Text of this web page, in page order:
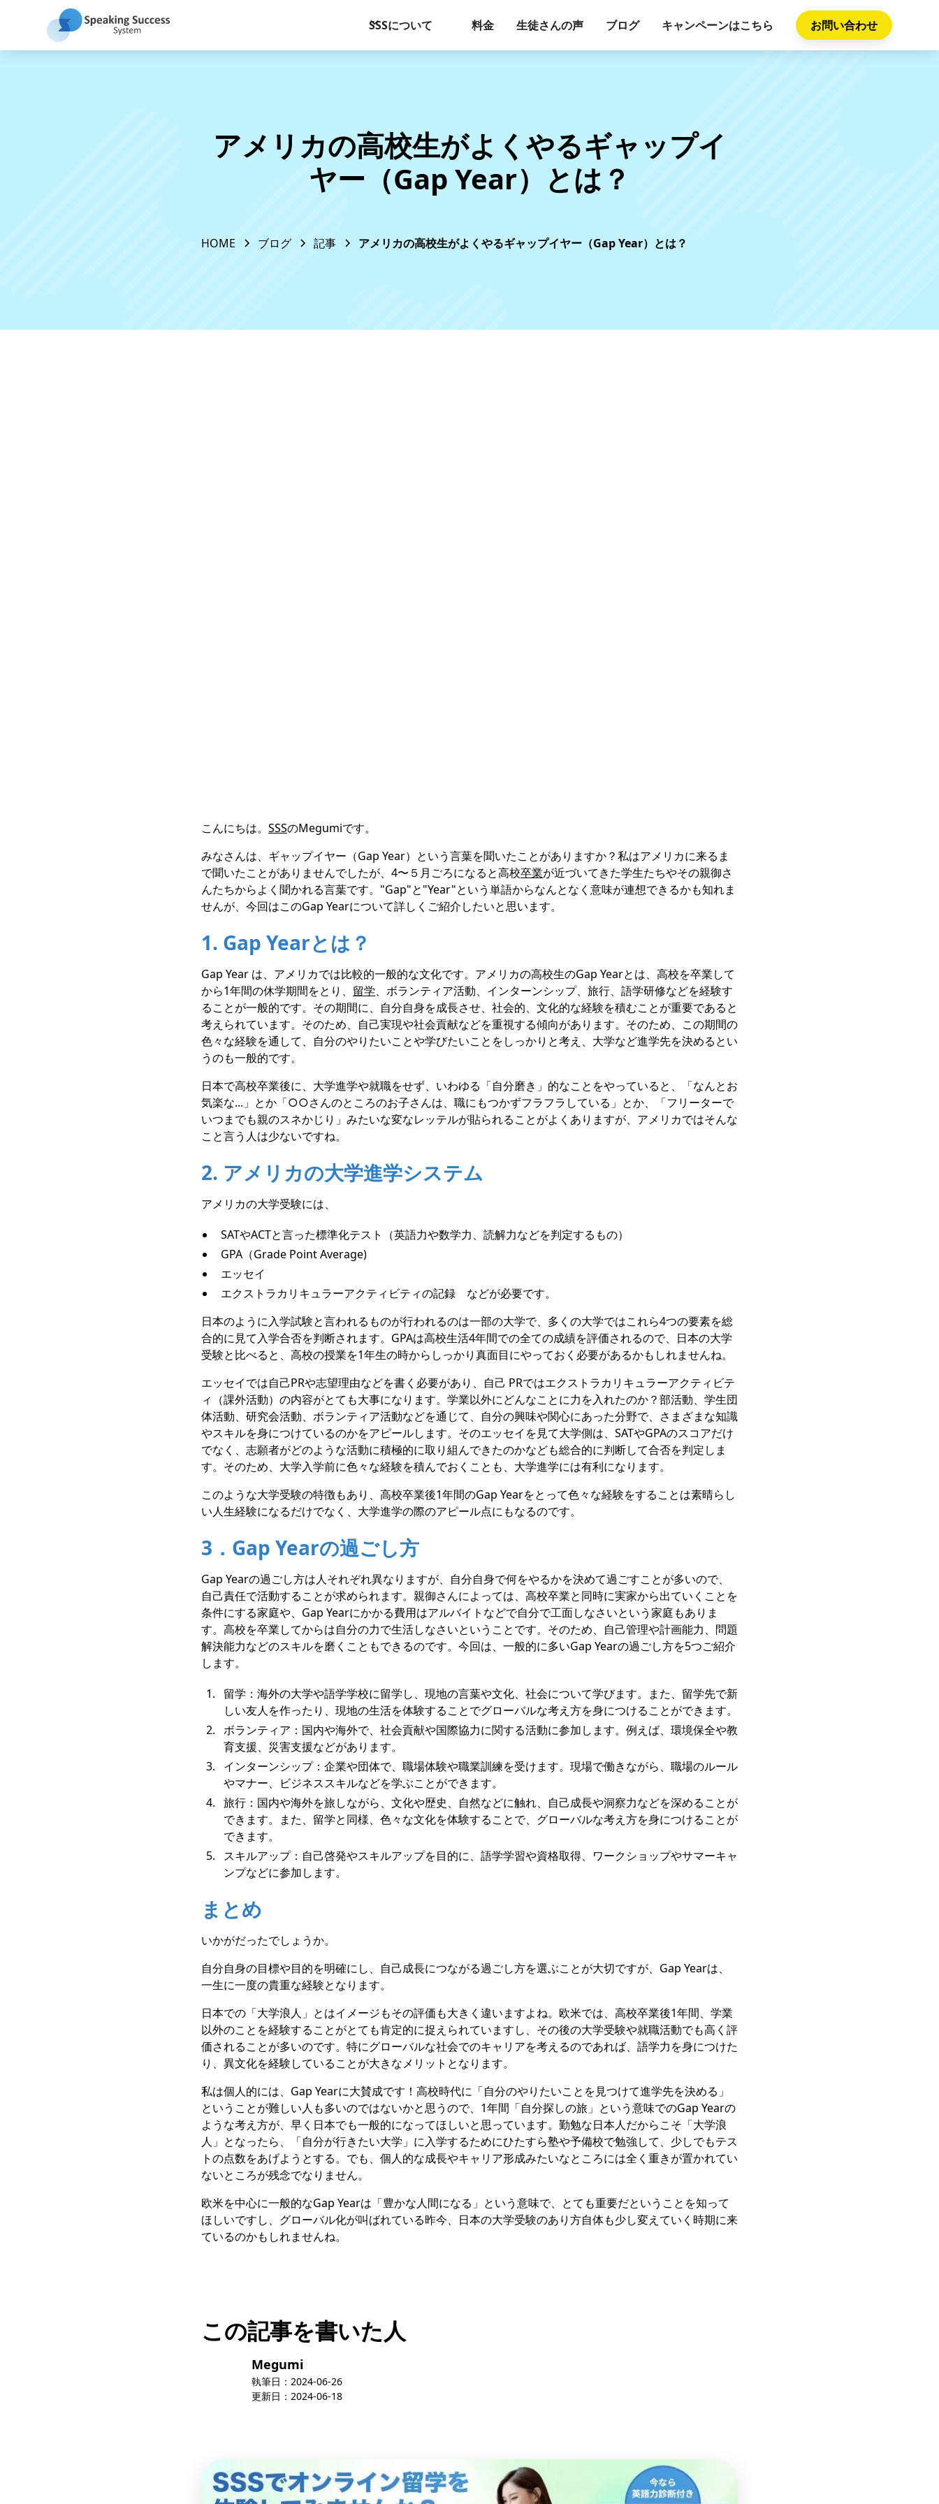
SSSについて 料金 生徒さんの声 ブログ キャンペーンはこちら お問い合わせ
アメリカの高校生がよくやるギャップイ
ヤー（Gap Year）とは？
HOME ブログ 記事 アメリカの高校生がよくやるギャップイヤー（Gap Year）とは？
こんにちは。 SSSのMegumiです。
みなさんは、ギャップイヤー（Gap Year）という言葉を聞いたことがありますか？私はアメリカに来るま
で聞いたことがありませんでしたが、4〜５月ごろになると高校卒業が近づいてきた学生たちやその親御さ
んたちからよく聞かれる言葉です。"Gap"と"Year"という単語からなんとなく意味が連想できるかも知れま
せんが、今回はこのGap Yearについて詳しくご紹介したいと思います。
1. Gap Yearとは？
Gap Year は、アメリカでは比較的一般的な文化です。アメリカの高校生のGap Yearとは、高校を卒業して
から1年間の休学期間をとり、 留学、ボランティア活動、インターンシップ、旅行、語学研修などを経験す
ることが一般的です。その期間に、自分自身を成長させ、社会的、文化的な経験を積むことが重要であると
考えられています。そのため、自己実現や社会貢献などを重視する傾向があります。そのため、この期間の
色々な経験を通して、自分のやりたいことや学びたいことをしっかりと考え、大学など進学先を決めるとい
うのも一般的です。
日本で高校卒業後に、大学進学や就職をせず、いわゆる「自分磨き」的なことをやっていると、「なんとお
気楽な...」とか「○○さんのところのお子さんは、職にもつかずフラフラしている」とか、「フリーターで
いつまでも親のスネかじり」みたいな変なレッテルが貼られることがよくありますが、アメリカではそんな
こと言う人は少ないですね。
2. アメリカの大学進学システム
アメリカの大学受験には、
SATやACTと言った標準化テスト（英語力や数学力、読解力などを判定するもの）
GPA（Grade Point Average)
エッセイ
エクストラカリキュラーアクティビティの記録 などが必要です。
日本のように入学試験と言われるものが行われるのは一部の大学で、多くの大学ではこれら4つの要素を総
合的に見て入学合否を判断されます。GPAは高校生活4年間での全ての成績を評価されるので、日本の大学
受験と比べると、高校の授業を1年生の時からしっかり真面目にやっておく必要があるかもしれませんね。
エッセイでは自己PRや志望理由などを書く必要があり、自己 PRではエクストラカリキュラーアクティビテ
ィ（課外活動）の内容がとても大事になります。学業以外にどんなことに力を入れたのか？部活動、学生団
体活動、研究会活動、ボランティア活動などを通じて、自分の興味や関心にあった分野で、さまざまな知識
やスキルを身につけているのかをアピールします。そのエッセイを見て大学側は、SATやGPAのスコアだけ
でなく、志願者がどのような活動に積極的に取り組んできたのかなども総合的に判断して合否を判定しま
す。そのため、大学入学前に色々な経験を積んでおくことも、大学進学には有利になります。
このような大学受験の特徴もあり、高校卒業後1年間のGap Yearをとって色々な経験をすることは素晴らし
い人生経験になるだけでなく、大学進学の際のアピール点にもなるのです。
3．Gap Yearの過ごし方
Gap Yearの過ごし方は人それぞれ異なりますが、自分自身で何をやるかを決めて過ごすことが多いので、
自己責任で活動することが求められます。親御さんによっては、高校卒業と同時に実家から出ていくことを
条件にする家庭や、Gap Yearにかかる費用はアルバイトなどで自分で工面しなさいという家庭もありま
す。高校を卒業してからは自分の力で生活しなさいということです。そのため、自己管理や計画能力、問題
解決能力などのスキルを磨くこともできるのです。今回は、一般的に多いGap Yearの過ごし方を5つご紹介
します。
留学：海外の大学や語学学校に留学し、現地の言葉や文化、社会について学びます。また、留学先で新
しい友人を作ったり、現地の生活を体験することでグローバルな考え方を身につけることができます。
ボランティア：国内や海外で、社会貢献や国際協力に関する活動に参加します。例えば、環境保全や教
育支援、災害支援などがあります。
インターンシップ：企業や団体で、職場体験や職業訓練を受けます。現場で働きながら、職場のルール
やマナー、ビジネススキルなどを学ぶことができます。
旅行：国内や海外を旅しながら、文化や歴史、自然などに触れ、自己成長や洞察力などを深めることが
できます。また、留学と同様、色々な文化を体験することで、グローバルな考え方を身につけることが
できます。
スキルアップ：自己啓発やスキルアップを目的に、語学学習や資格取得、ワークショップやサマーキャ
ンプなどに参加します。
まとめ
いかがだったでしょうか。
自分自身の目標や目的を明確にし、自己成長につながる過ごし方を選ぶことが大切ですが、Gap Yearは、
一生に一度の貴重な経験となります。
日本での「大学浪人」とはイメージもその評価も大きく違いますよね。欧米では、高校卒業後1年間、学業
以外のことを経験することがとても肯定的に捉えられていますし、その後の大学受験や就職活動でも高く評
価されることが多いのです。特にグローバルな社会でのキャリアを考えるのであれば、語学力を身につけた
り、異文化を経験していることが大きなメリットとなります。
私は個人的には、Gap Yearに大賛成です！高校時代に「自分のやりたいことを見つけて進学先を決める」
ということが難しい人も多いのではないかと思うので、1年間「自分探しの旅」という意味でのGap Yearの
ような考え方が、早く日本でも一般的になってほしいと思っています。勤勉な日本人だからこそ「大学浪
人」となったら、「自分が行きたい大学」に入学するためにひたすら塾や予備校で勉強して、少しでもテス
トの点数をあげようとする。でも、個人的な成長やキャリア形成みたいなところには全く重きが置かれてい
ないところが残念でなりません。
欧米を中心に一般的なGap Yearは「豊かな人間になる」という意味で、とても重要だということを知って
ほしいですし、グローバル化が叫ばれている昨今、日本の大学受験のあり方自体も少し変えていく時期に来
ているのかもしれませんね。
この記事を書いた人
Megumi
執筆日： 2024-06-26
更新日： 2024-06-18